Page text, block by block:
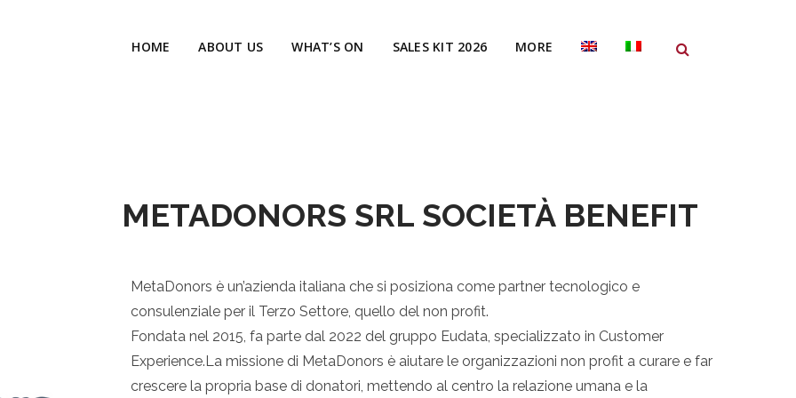
HOME ABOUT US WHAT’S ON SALES KIT 2026 MORE
METADONORS SRL SOCIETÀ BENEFIT
MetaDonors è un’azienda italiana che si posiziona come partner tecnologico e
consulenziale per il Terzo Settore, quello del non profit.
Fondata nel 2015, fa parte dal 2022 del gruppo Eudata, specializzato in Customer
Experience.La missione di MetaDonors è aiutare le organizzazioni non profit a curare e far
crescere la propria base di donatori, mettendo al centro la relazione umana e la